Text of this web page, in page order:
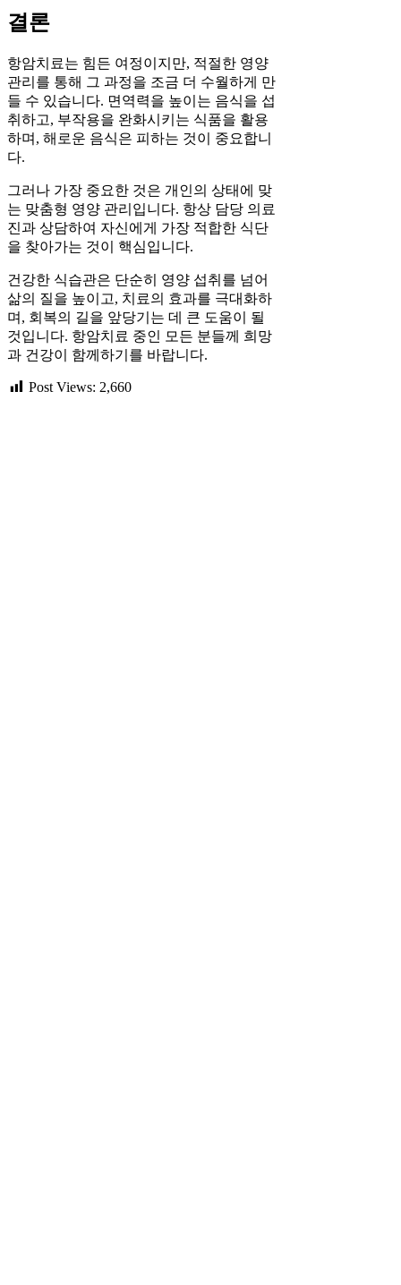
결론
항암치료는 힘든 여정이지만, 적절한 영양
관리를 통해 그 과정을 조금 더 수월하게 만
들 수 있습니다. 면역력을 높이는 음식을 섭
취하고, 부작용을 완화시키는 식품을 활용
하며, 해로운 음식은 피하는 것이 중요합니
다.
그러나 가장 중요한 것은 개인의 상태에 맞
는 맞춤형 영양 관리입니다. 항상 담당 의료
진과 상담하여 자신에게 가장 적합한 식단
을 찾아가는 것이 핵심입니다.
건강한 식습관은 단순히 영양 섭취를 넘어
삶의 질을 높이고, 치료의 효과를 극대화하
며, 회복의 길을 앞당기는 데 큰 도움이 될
것입니다. 항암치료 중인 모든 분들께 희망
과 건강이 함께하기를 바랍니다.
Post Views: 2,660